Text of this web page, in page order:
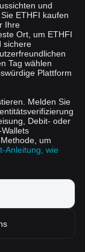
und
ETHFI kaufen
Ihre
Ort, um ETHFI
sichere
Tag wählen
Plattform
Melden Sie
Debit- oder
um
Anleitung, wie